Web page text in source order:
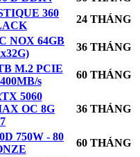
360
24 THÁNG
NOX 64GB
36 THÁNG
M.2 PCIE
s
60 THÁNG
5060
OC 8G
36 THÁNG
750W - 80
60 THÁNG